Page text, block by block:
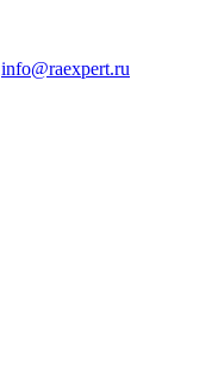
info@raexpert.ru